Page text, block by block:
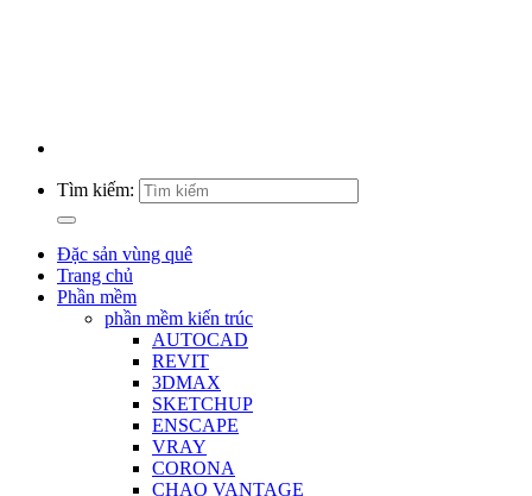
Tìm kiếm:
Đặc sản vùng quê
Trang chủ
Phần mềm
phần mềm kiến trúc
AUTOCAD
REVIT
3DMAX
SKETCHUP
ENSCAPE
VRAY
CORONA
CHAO VANTAGE